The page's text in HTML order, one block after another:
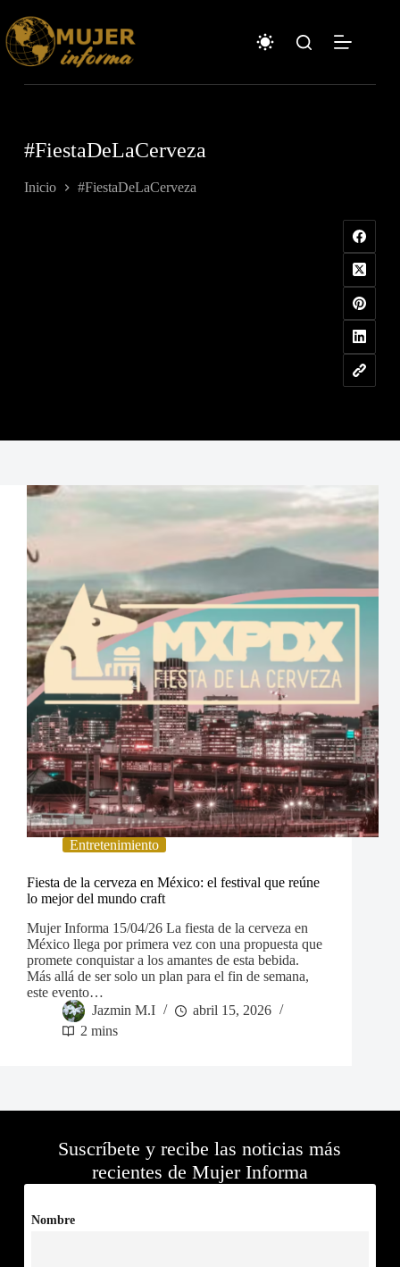
contenido
#FiestaDeLaCerveza
Inicio #FiestaDeLaCerveza
Entretenimiento
Fiesta de la cerveza en México: el festival que reúne
lo mejor del mundo craft
Mujer Informa 15/04/26 La fiesta de la cerveza en
México llega por primera vez con una propuesta que
promete conquistar a los amantes de esta bebida.
Más allá de ser solo un plan para el fin de semana,
este evento…
Jazmin M.I
abril 15, 2026
2 mins
Suscríbete y recibe las noticias más
recientes de Mujer Informa
Nombre